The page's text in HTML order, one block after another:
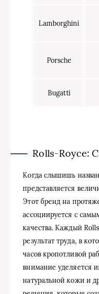
Lamborghini
Porsche
Bugatti
Rolls-Royce:
Когда слышишь
представляется
Этот бренд на
ассоциируется с
качества. Каждый
результат труда, в
часов кропотливой
внимание уделяется
натуральной кожи и